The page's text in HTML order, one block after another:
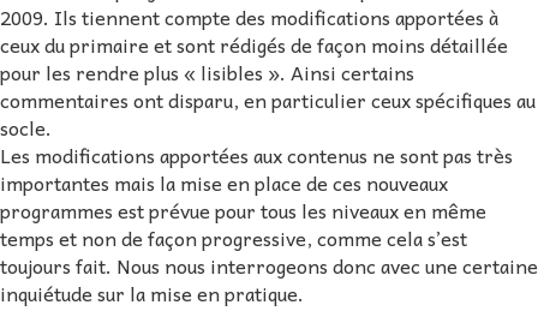
2009. Ils tiennent compte des modifications apportées à
ceux du primaire et sont rédigés de façon moins détaillée
pour les rendre plus « lisibles ». Ainsi certains
commentaires ont disparu, en particulier ceux spécifiques au
socle.
Les modifications apportées aux contenus ne sont pas très
importantes mais la mise en place de ces nouveaux
programmes est prévue pour tous les niveaux en même
temps et non de façon progressive, comme cela s’est
toujours fait. Nous nous interrogeons donc avec une certaine
inquiétude sur la mise en pratique.